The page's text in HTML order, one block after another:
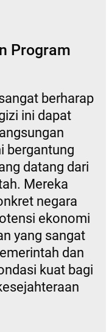
Program
berharap
ini dapat
bergantung
datang dari
Mereka
negara
ekonomi
yang sangat
dan
kuat bagi